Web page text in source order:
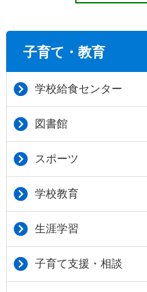
子育て・教育
学校給食センター
図書館
スポーツ
学校教育
生涯学習
子育て支援・相談